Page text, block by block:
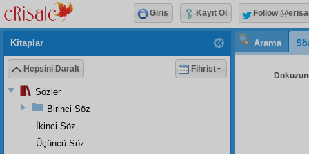
Arama
Kitaplar
Hepsini Daralt Fihrist
Sözler
Birinci Söz
İkinci Söz
Üçüncü Söz
Giriş Kayıt Ol Follow